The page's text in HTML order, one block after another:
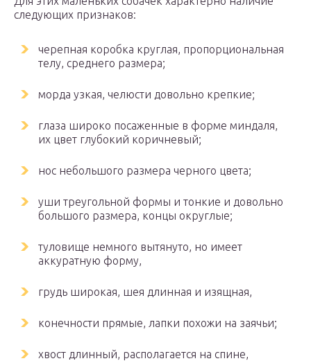
следующих признаков:
черепная коробка круглая, пропорциональная
телу, среднего размера;
морда узкая, челюсти довольно крепкие;
глаза широко посаженные в форме миндаля,
их цвет глубокий коричневый;
нос небольшого размера черного цвета;
уши треугольной формы и тонкие и довольно
большого размера, концы округлые;
туловище немного вытянуто, но имеет
аккуратную форму,
грудь широкая, шея длинная и изящная,
конечности прямые, лапки похожи на заячьи;
хвост длинный, располагается на спине,